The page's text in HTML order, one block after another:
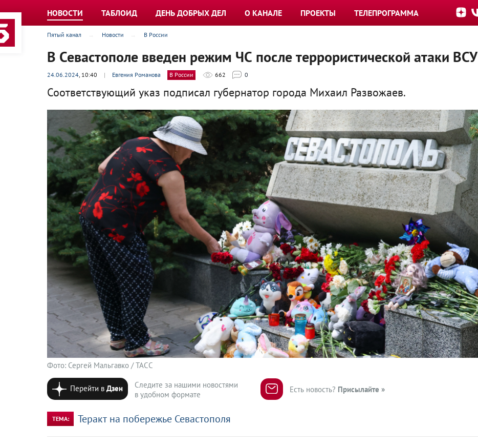
НОВОСТИ ТАБЛОИД ДЕНЬ ДОБРЫХ ДЕЛ О КАНАЛЕ ПРОЕКТЫ ТЕЛЕПРОГРАММА
Пятый канал Новости В России
В Севастополе введен режим ЧС после террористической атаки ВСУ
24.06.2024, 10:40 | Евгения Романова В России 662 0
Соответствующий указ подписал губернатор города Михаил Развожаев.
Фото: Сергей Мальгавко / ТАСС
Перейти вДзен
Следите за нашими новостями
в удобном формате
Есть новость? Присылайте »
ТЕМА: Теракт на побережье Севастополя